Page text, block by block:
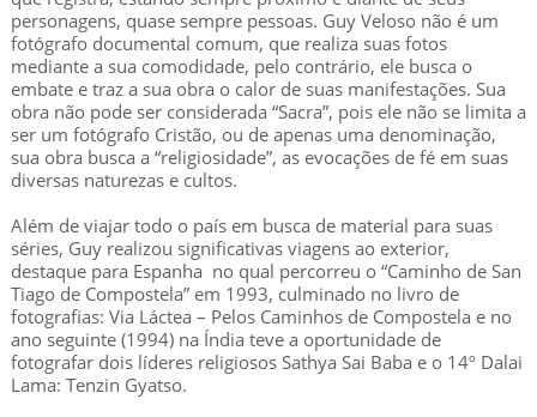
personagens, quase sempre pessoas. Guy Veloso não é um
fotógrafo documental comum, que realiza suas fotos
mediante a sua comodidade, pelo contrário, ele busca o
embate e traz a sua obra o calor de suas manifestações. Sua
obra não pode ser considerada “Sacra”, pois ele não se limita a
ser um fotógrafo Cristão, ou de apenas uma denominação,
sua obra busca a “religiosidade”, as evocações de fé em suas
diversas naturezas e cultos.
Além de viajar todo o país em busca de material para suas
séries, Guy realizou significativas viagens ao exterior,
destaque para Espanha no qual percorreu o “Caminho de San
Tiago de Compostela” em 1993, culminado no livro de
fotografias: Via Láctea – Pelos Caminhos de Compostela e no
ano seguinte (1994) na Índia teve a oportunidade de
fotografar dois líderes religiosos Sathya Sai Baba e o 14º Dalai
Lama: Tenzin Gyatso.